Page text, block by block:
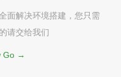
面解决环境搭建，您只需
请交给我们
Go →